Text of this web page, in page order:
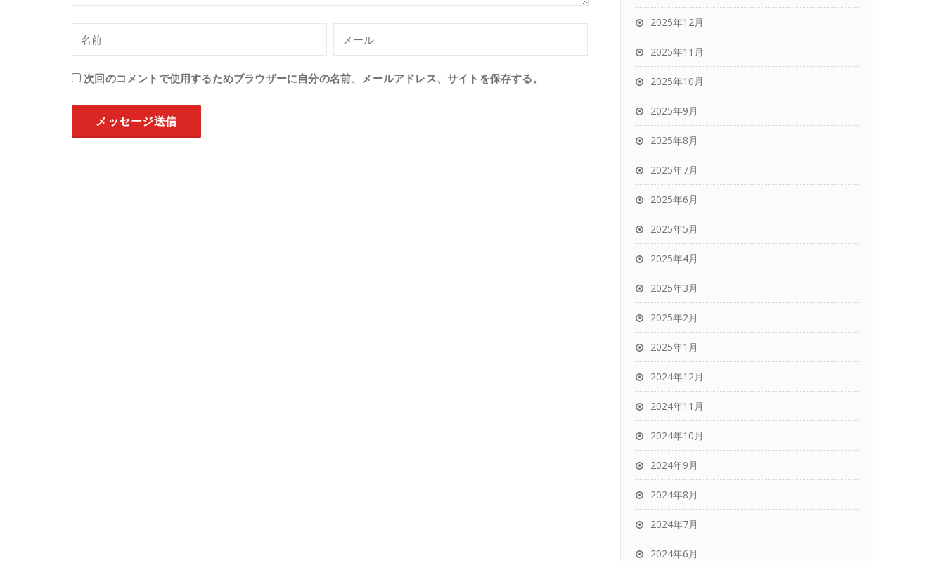
次回のコメントで使用するためブラウザーに自分の名前、メールアドレス、サイトを保存する。
2025年12月
2025年11月
2025年10月
2025年9月
2025年8月
2025年7月
2025年6月
2025年5月
2025年4月
2025年3月
2025年2月
2025年1月
2024年12月
2024年11月
2024年10月
2024年9月
2024年8月
2024年7月
2024年6月